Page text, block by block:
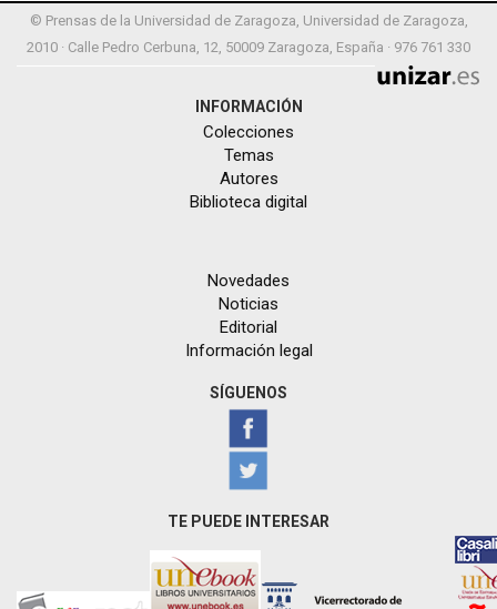
© Prensas de la Universidad de Zaragoza, Universidad de Zaragoza,
2010 · Calle Pedro Cerbuna, 12, 50009 Zaragoza, España · 976 761 330
INFORMACIÓN
Colecciones
Temas
Autores
Biblioteca digital
Novedades
Noticias
Editorial
Información legal
SÍGUENOS
TE PUEDE INTERESAR